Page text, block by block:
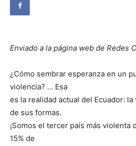
Enviado a la página web de Redes
¿Cómo sembrar esperanza en un
violencia? … Esa
es la realidad actual del Ecuador:
de sus formas.
¡Somos el tercer país más violenta
15% de